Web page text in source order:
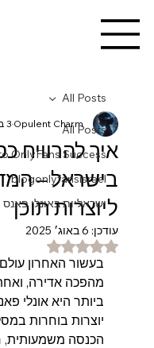
All Posts
OnlyFans Success
blogonlyfansisrael
ישראליות באונלי פאנס
All Posts
איך להרוויח
בישראל –
ליוצרות תוכן
Opulent Charm3 באוג׳ 2025
עודכן: 6 באוג׳ 2025
דירוג של NaN מתוך 5 כוכבים
בעשור האחרון עולם
מהפכה אדירה,
ביותר היא אונלי
יוצרות בוחרות
הכנסה משמעותית,